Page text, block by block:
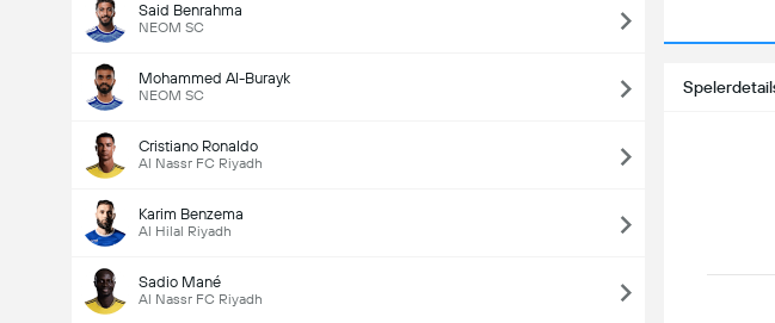
Said Benrahma
NEOM SC
Mohammed Al-Burayk
NEOM SC
Cristiano Ronaldo
Al Nassr FC Riyadh
Karim Benzema
Al Hilal Riyadh
Sadio Mané
Al Nassr FC Riyadh